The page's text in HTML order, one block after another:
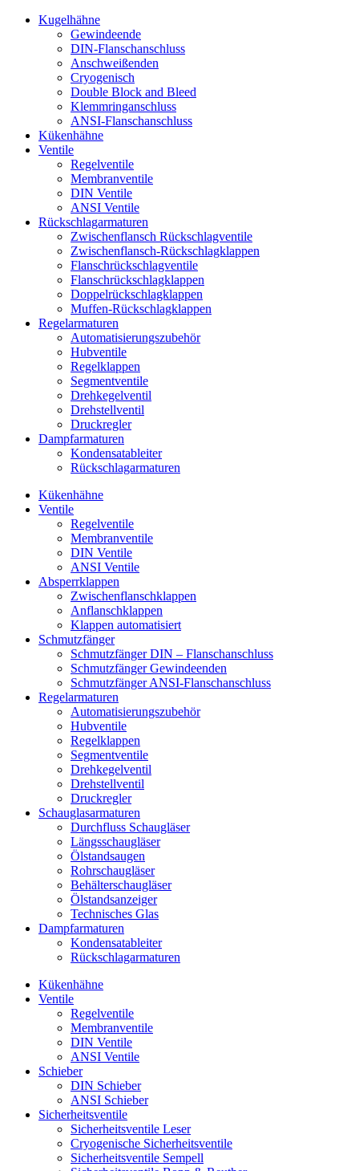
Kugelhähne
Gewindeende
DIN-Flanschanschluss
Anschweißenden
Cryogenisch
Double Block and Bleed
Klemmringanschluss
ANSI-Flanschanschluss
Kükenhähne
Ventile
Regelventile
Membranventile
DIN Ventile
ANSI Ventile
Rückschlag­armaturen
Zwischenflansch Rückschlagventile
Zwischenflansch-Rückschlagklappen
Flanschrückschlagventile
Flanschrückschlagklappen
Doppelrückschlagklappen
Muffen-Rückschlagklappen
Regelarmaturen
Automatisierungszubehör
Hubventile
Regelklappen
Segmentventile
Drehkegelventil
Drehstellventil
Druckregler
Dampfarmaturen
Kondensatableiter
Rückschlagarmaturen
Kükenhähne
Ventile
Regelventile
Membranventile
DIN Ventile
ANSI Ventile
Absperrklappen
Zwischenflanschklappen
Anflanschklappen
Klappen automatisiert
Schmutzfänger
Schmutzfänger DIN – Flanschanschluss
Schmutzfänger Gewindeenden
Schmutzfänger ANSI-Flanschanschluss
Regelarmaturen
Automatisierungszubehör
Hubventile
Regelklappen
Segmentventile
Drehkegelventil
Drehstellventil
Druckregler
Schauglas­armaturen
Durchfluss Schaugläser
Längsschaugläser
Ölstandsaugen
Rohrschaugläser
Behälterschaugläser
Ölstandsanzeiger
Technisches Glas
Dampfarmaturen
Kondensatableiter
Rückschlagarmaturen
Kükenhähne
Ventile
Regelventile
Membranventile
DIN Ventile
ANSI Ventile
Schieber
DIN Schieber
ANSI Schieber
Sicherheitsventile
Sicherheitsventile Leser
Cryogenische Sicherheitsventile
Sicherheitsventile Sempell